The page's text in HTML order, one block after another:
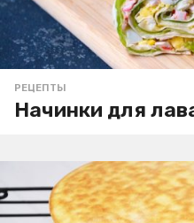
РЕЦЕПТЫ
Начинки для